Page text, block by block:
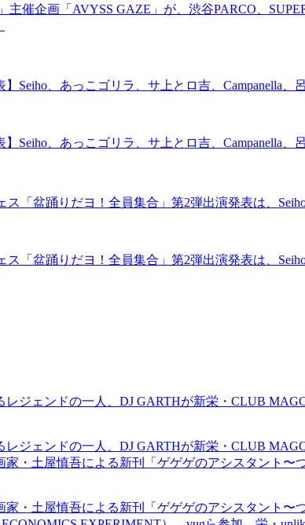
催企画「AVYSS GAZE」が、渋谷PARCO、
Seiho、あっこゴリラ、サ上とロ吉、Campanella
Seiho、あっこゴリラ、サ上とロ吉、Campanella
ス「盆踊りだヨ！全員集合」第2弾出演発表は、
ス「盆踊りだヨ！全員集合」第2弾出演発表は、
ジェンドの一人、DJ GARTHが新栄・CLUB
ジェンドの一人、DJ GARTHが新栄・CLUB
・土屋慎吾による新刊「ゲゲゲのアシスタント
・土屋慎吾による新刊「ゲゲゲのアシスタント